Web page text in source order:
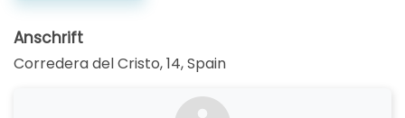
Anschrift
Corredera del Cristo, 14,Spain